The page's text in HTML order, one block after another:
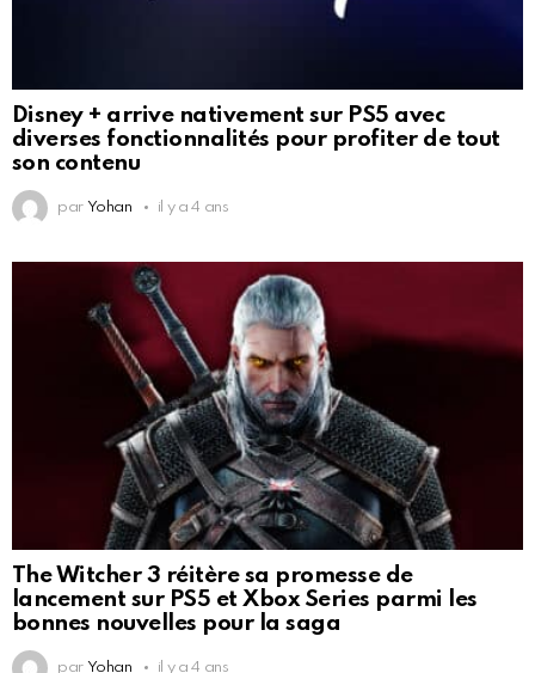
Disney + arrive nativement sur PS5 avec
diverses fonctionnalités pour profiter de tout
son contenu
par Yohan il y a 4 ans
The Witcher 3 réitère sa promesse de
lancement sur PS5 et Xbox Series parmi les
bonnes nouvelles pour la saga
par Yohan il y a 4 ans